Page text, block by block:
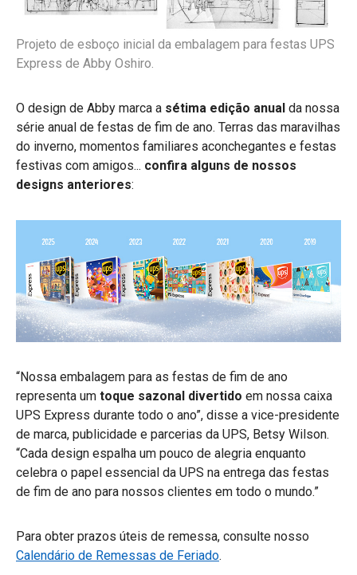
Projeto de esboço inicial da embalagem para festas UPS
Express de Abby Oshiro.
O design de Abby marca a sétima edição anual da nossa
série anual de festas de fim de ano. Terras das maravilhas
do inverno, momentos familiares aconchegantes e festas
festivas com amigos... confira alguns de nossos
designs anteriores:
“Nossa embalagem para as festas de fim de ano
representa um toque sazonal divertido em nossa caixa
UPS Express durante todo o ano”, disse a vice-presidente
de marca, publicidade e parcerias da UPS, Betsy Wilson.
“Cada design espalha um pouco de alegria enquanto
celebra o papel essencial da UPS na entrega das festas
de fim de ano para nossos clientes em todo o mundo.”
Para obter prazos úteis de remessa, consulte nosso
Calendário de Remessas de Feriado.